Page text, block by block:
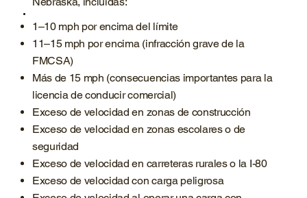
1–10 mph por encima del límite
11–15 mph por encima (infracción grave de la
FMCSA)
Más de 15 mph (consecuencias importantes para la
licencia de conducir comercial)
Exceso de velocidad en zonas de construcción
Exceso de velocidad en zonas escolares o de
seguridad
Exceso de velocidad en carreteras rurales o la I-80
Exceso de velocidad con carga peligrosa